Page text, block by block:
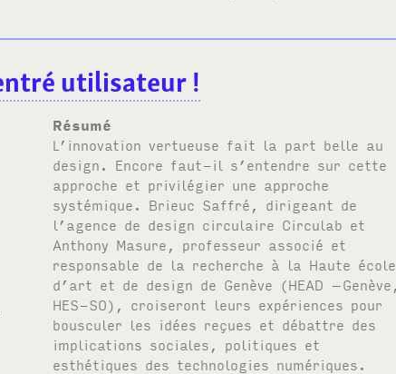
utilisateur !
Résumé
L’innovation vertueuse fait la part belle au
design. Encore faut-il s’entendre sur cette
approche et privilégier une approche
systémique. Brieuc Saffré, dirigeant de
l’agence de design circulaire Circulab et
Anthony Masure, professeur associé et
responsable de la recherche à la Haute école
d’art et de design de Genève (HEAD –Genève,
HES-SO), croiseront leurs expériences pour
bousculer les idées reçues et débattre des
implications sociales, politiques et
esthétiques des technologies numériques.